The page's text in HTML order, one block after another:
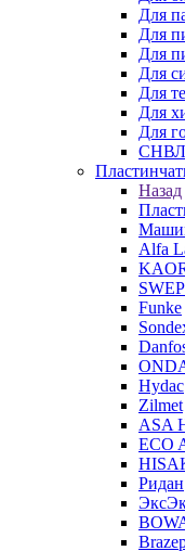
Для
Для
Для
Для
Для
Для
Для
СНВЛ
Назад
Alfa
Funke
Hydac
Zilmet
ASA
ECO
Ридан